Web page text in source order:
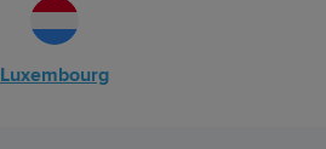
Luxembourg